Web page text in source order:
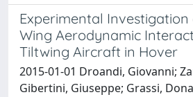
Experimental
Wing Aerodynamic
Tiltwing Aircraft in Hover
2015-01-01 Droandi, Giovanni;
Gibertini, Giuseppe; Grassi,